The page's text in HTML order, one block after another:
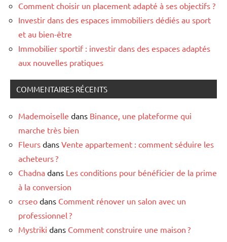
Comment choisir un placement adapté à ses objectifs ?
Investir dans des espaces immobiliers dédiés au sport
et au bien-être
Immobilier sportif : investir dans des espaces adaptés
aux nouvelles pratiques
COMMENTAIRES RÉCENTS
Mademoiselle dans Binance, une plateforme qui
marche très bien
Fleurs dans Vente appartement : comment séduire les
acheteurs ?
Chadna dans Les conditions pour bénéficier de la prime
à la conversion
crseo dans Comment rénover un salon avec un
professionnel ?
Mystriki dans Comment construire une maison ?